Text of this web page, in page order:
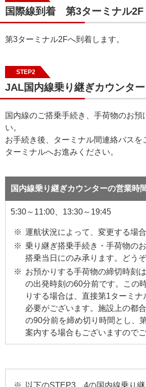
国際線到着 第3ターミナル2F
第3ターミナル2Fへ到着します。
STEP2
JAL国内線乗り継ぎカウンタ
国内線のご搭乗手続き、手荷物のお預
い。
お手続き後、ターミナル間連絡バスを
ターミナルへお進みください。
国内線乗り継ぎカウンターの営業時
5:30～11:00、13:30～19:45
運航状況によって、変更する場
乗り継ぎ搭乗手続き・手荷物の
搭乗当日にのみ承ります。どう
お預かりする手荷物の締切時刻
の出発時刻の60分前です。この
りする場合は、直接第1ターミナ
必要がございます。施設上の都
の90分前を締め切り時間とし、
案内する場合もございますので